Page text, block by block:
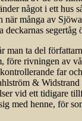
något i ett hus
många av
man ta del
rivningen av
far
&
vid ett tidigare
med henne, för